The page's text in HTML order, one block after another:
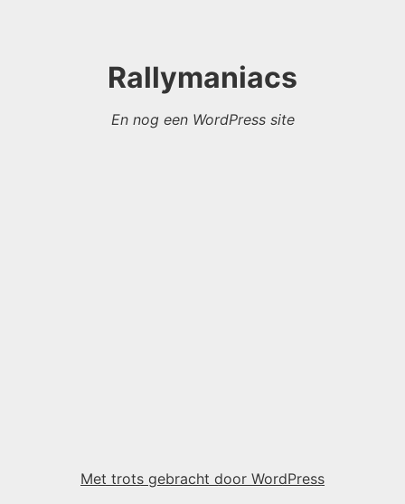
Rallymaniacs
En nog een WordPress site
Met trots gebracht door WordPress